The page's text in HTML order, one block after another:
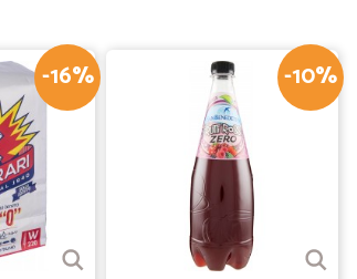
Su 30 euro di ordine,non si
serietà.
22/04/2020
07/03/2020
-16% -10%